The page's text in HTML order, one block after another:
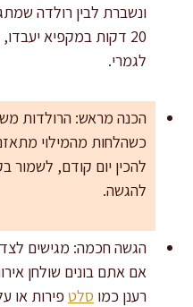
ונשברת לבין רולדה
20 דקות במקפיא
לגמרי.
הכנה מראש: הרולדות
כשהלחות מהמילוי
להכין יום קודם, לשמור
להגשה.
הגשה חכמה: מגישים
אם אתם בונים שולחן
רענן כמו סלטפירות או